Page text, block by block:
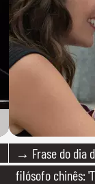
→ Frase do dia
filósofo chinês: